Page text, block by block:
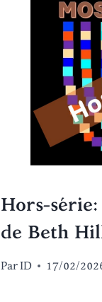
Hors-
de Beth
ParID 17/02/